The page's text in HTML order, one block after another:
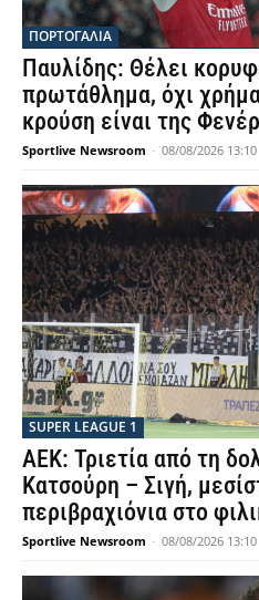
ΠΟΡΤΟΓΑΛΙΑ
Παυλίδης: Θέλει
πρωτάθλημα, όχι
κρούση είναι της
Sportlive Newsroom - 08/08/2026 13:10
SUPER LEAGUE 1
ΑΕΚ: Τριετία από τη
Κατσούρη – Σιγή,
περιβραχιόνια στο
Sportlive Newsroom - 08/08/2026 13:10